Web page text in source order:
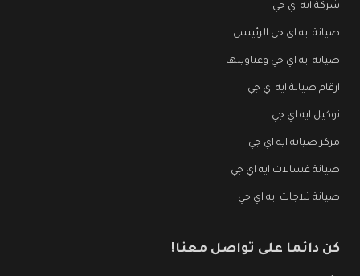
شركة ايه اي جي
صيانة ايه اي جي الرئيسي
صيانة ايه اي جي وعناوينها
ارقام صيانة ايه اي جي
توكيل ايه اي جي
مركز صيانة ايه اي جي
صيانة غسالات ايه اي جي
صيانة ثلاجات ايه اي جي
كن دائما على تواصل معنا!